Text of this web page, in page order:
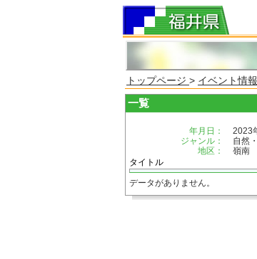
トップページ > イベント情
一覧
年月日：
2023
ジャンル：
自然
地区：
嶺南
タイトル
データがありません。